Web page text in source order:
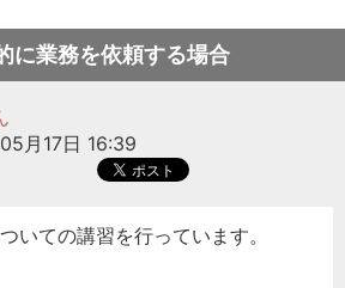
に業務を依頼する場合
月17日 16:39
いての講習を行っています。